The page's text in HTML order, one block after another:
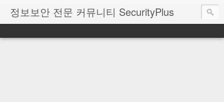
정보보안 전문 커뮤니티 SecurityPlus